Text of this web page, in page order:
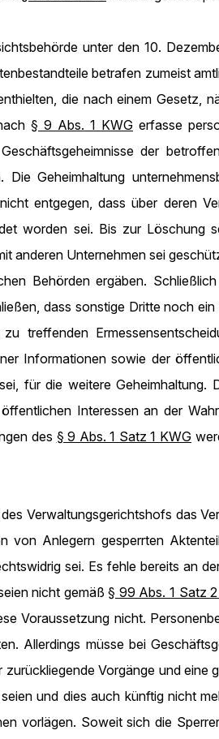
unter den 10.
betrafen zumeist
die nach einem Gesetz,
§ 9 Abs. 1 KWG erfasse
der
Die Geheimhaltung
entgegen, dass über deren
worden sei. Bis zur Löschung
anderen Unternehmen sei
Behörden ergäben.
dass sonstige Dritte noch
zu treffenden
Informationen sowie der
für die weitere
Interessen an der
des § 9 Abs. 1 Satz 1 KWG
Verwaltungsgerichtshofs das
von Anlegern gesperrten
sei. Es fehle bereits an
nicht gemäß§ 99 Abs. 1 Satz
Voraussetzung nicht.
Allerdings müsse bei
Vorgänge und
und dies auch künftig nicht
vorlägen. Soweit sich die